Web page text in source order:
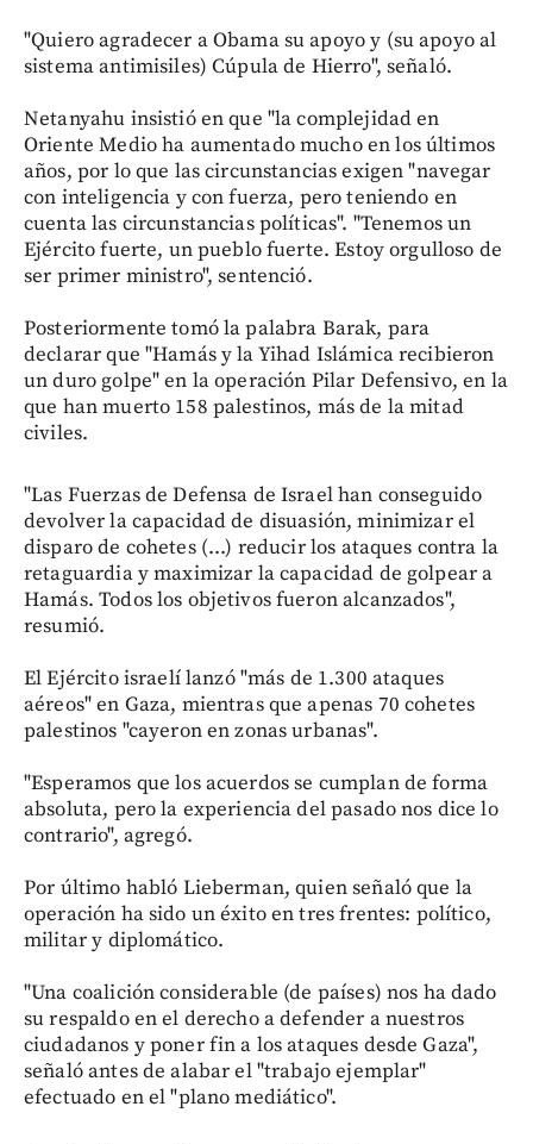
"Quiero agradecer a Obama su apoyo y (su apoyo al
sistema antimisiles) Cúpula de Hierro", señaló.
Netanyahu insistió en que "la complejidad en
Oriente Medio ha aumentado mucho en los últimos
años, por lo que las circunstancias exigen "navegar
con inteligencia y con fuerza, pero teniendo en
cuenta las circunstancias políticas". "Tenemos un
Ejército fuerte, un pueblo fuerte. Estoy orgulloso de
ser primer ministro", sentenció.
Posteriormente tomó la palabra Barak, para
declarar que "Hamás y la Yihad Islámica recibieron
un duro golpe" en la operación Pilar Defensivo, en la
que han muerto 158 palestinos, más de la mitad
civiles.
"Las Fuerzas de Defensa de Israel han conseguido
devolver la capacidad de disuasión, minimizar el
disparo de cohetes (...) reducir los ataques contra la
retaguardia y maximizar la capacidad de golpear a
Hamás. Todos los objetivos fueron alcanzados",
resumió.
El Ejército israelí lanzó "más de 1.300 ataques
aéreos" en Gaza, mientras que apenas 70 cohetes
palestinos "cayeron en zonas urbanas".
"Esperamos que los acuerdos se cumplan de forma
absoluta, pero la experiencia del pasado nos dice lo
contrario", agregó.
Por último habló Lieberman, quien señaló que la
operación ha sido un éxito en tres frentes: político,
militar y diplomático.
"Una coalición considerable (de países) nos ha dado
su respaldo en el derecho a defender a nuestros
ciudadanos y poner fin a los ataques desde Gaza",
señaló antes de alabar el "trabajo ejemplar"
efectuado en el "plano mediático".